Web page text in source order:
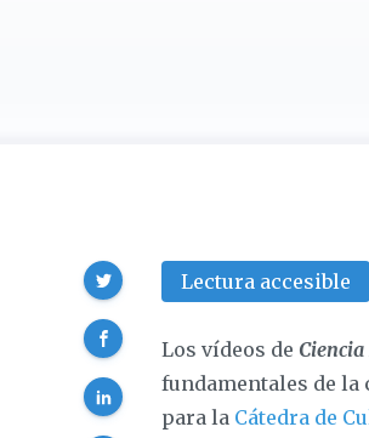
Lectura accesible
Los vídeos de Ciencia
fundamentales de la
para la Cátedra de
Compartir